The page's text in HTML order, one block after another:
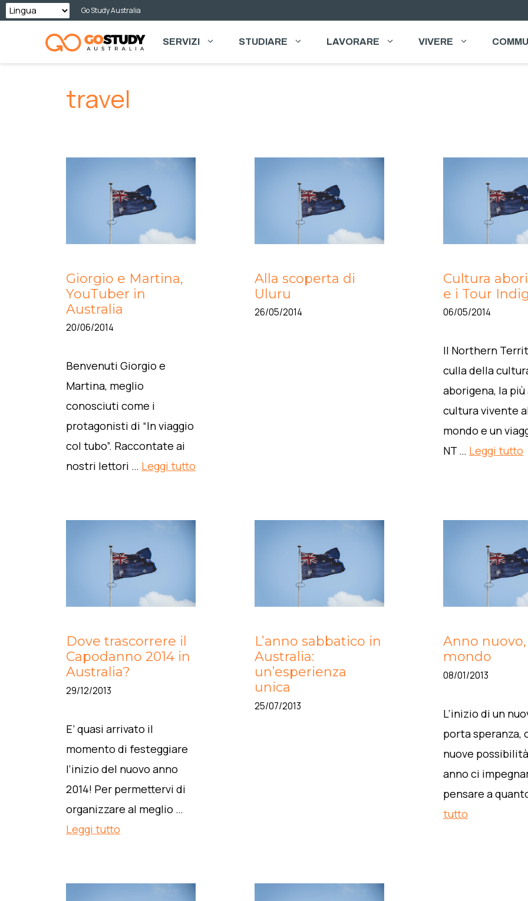
Vai
contenuto
Go Study Australia
SERVIZI STUDIARE LAVORARE VIVERE
travel
Giorgio e Martina,
YouTuber in
Australia
20/06/2014
Benvenuti Giorgio e
Martina, meglio
conosciuti come i
protagonisti di “In viaggio
col tubo”. Raccontate ai
nostri lettori … Leggi tutto
Alla scoperta di
Uluru
26/05/2014
Cultura
e i Tour
06/05/2014
Il Northern
culla della
aborigena, la
cultura vivente
mondo e un
NT … Leggi tutto
Dove trascorrere il
Capodanno 2014 in
Australia?
29/12/2013
E’ quasi arrivato il
momento di festeggiare
l’inizio del nuovo anno
2014! Per permettervi di
organizzare al meglio …
Leggi tutto
L’anno sabbatico in
Australia:
un’esperienza
unica
25/07/2013
Anno
mondo
08/01/2013
L’inizio di un
porta speranza,
nuove
anno ci
pensare a
tutto